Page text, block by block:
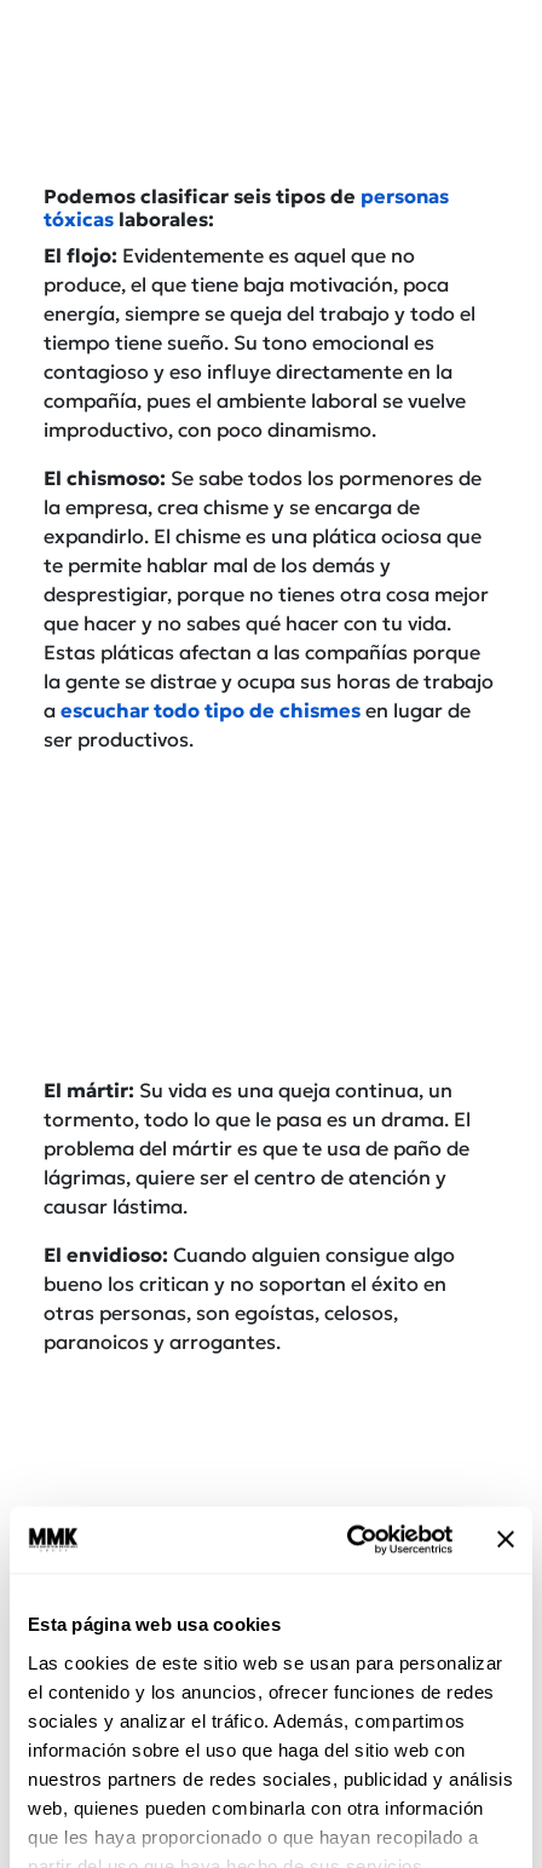
Esta página web usa cookies
Las cookies de este sitio web se usan para personalizar
el contenido y los anuncios, ofrecer funciones de redes
sociales y analizar el tráfico. Además, compartimos
información sobre el uso que haga del sitio web con
nuestros partners de redes sociales, publicidad y análisis
web, quienes pueden combinarla con otra información
que les haya proporcionado o que hayan recopilado a
Podemos clasificar seis tipos de personas
tóxicas laborales:
El flojo: Evidentemente es aquel que no
produce, el que tiene baja motivación, poca
energía, siempre se queja del trabajo y todo el
tiempo tiene sueño. Su tono emocional es
contagioso y eso influye directamente en la
compañía, pues el ambiente laboral se vuelve
improductivo, con poco dinamismo.
El chismoso: Se sabe todos los pormenores de
la empresa, crea chisme y se encarga de
expandirlo. El chisme es una plática ociosa que
te permite hablar mal de los demás y
desprestigiar, porque no tienes otra cosa mejor
que hacer y no sabes qué hacer con tu vida.
Estas pláticas afectan a las compañías porque
la gente se distrae y ocupa sus horas de trabajo
a escuchar todo tipo de chismes en lugar de
ser productivos.
El mártir: Su vida es una queja continua, un
tormento, todo lo que le pasa es un drama. El
problema del mártir es que te usa de paño de
lágrimas, quiere ser el centro de atención y
causar lástima.
El envidioso: Cuando alguien consigue algo
bueno los critican y no soportan el éxito en
otras personas, son egoístas, celosos,
paranoicos y arrogantes.
El socializador:Cree que la oficina es una fiesta,
todo el tiempo busca platicar con alguien, está
interesado más ensocializar que en trabajar.
Es una persona ruidosa y genera distracciones,
trabajar junto a él es realmente complicado, ya
que a la menor oportunidad te hará la plática y